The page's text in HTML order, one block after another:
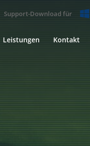
Support-Download für
Leistungen Kontakt